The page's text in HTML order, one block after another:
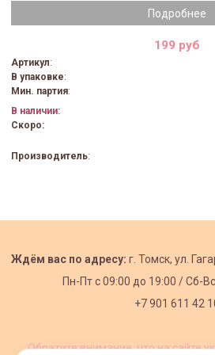
Подробнее
199 руб
Артикул:
В упаковке:
Мин. партия:
В наличии:
Скоро:
Производитель:
Ждём вас по адресу: г. Томск, ул.
Пн-Пт с09:00 до 19:00 /Сб-
+7 901 611 42
Обратите внимание, что на сайте